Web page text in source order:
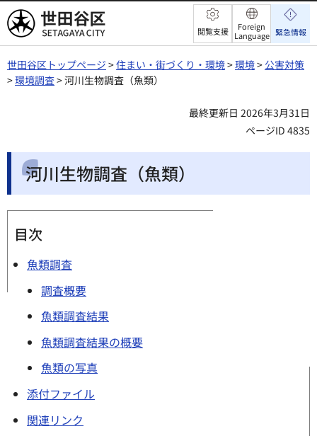
世田谷区 閲覧支援
Foreign
Language 緊急情報
世田谷区トップページ >住まい・街づくり・環境>環境> 公害対策
>環境調査> 河川生物調査（魚類）
最終更新日 2026年3月31日
ページID 4835
河川生物調査（魚類）
目次
魚類調査
調査概要
魚類調査結果
魚類調査結果の概要
魚類の写真
添付ファイル
関連リンク